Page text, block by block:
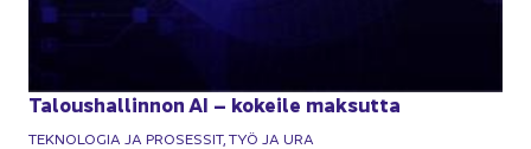
Ta­lous­hal­lin­non AI – ko­kei­le mak­sut­ta
TEK­NO­LO­GIA JA PRO­SES­SIT, TYÖ JA URA